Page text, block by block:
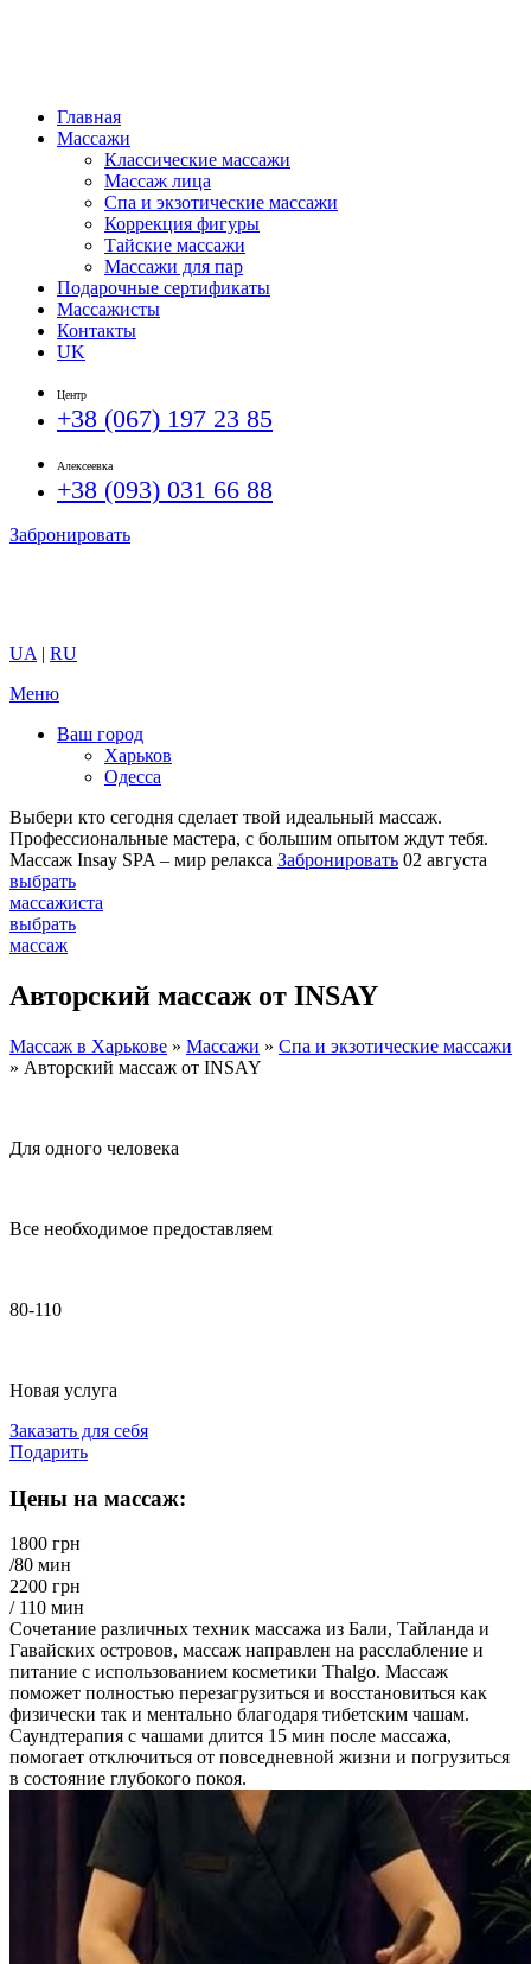
Главная
Массажи
Классические массажи
Массаж лица
Спа и экзотические массажи
Коррекция фигуры
Тайские массажи
Массажи для пар
Подарочные сертификаты
Массажисты
Контакты
UK
Центр
+38 (067) 197 23 85
Алексеевка
+38 (093) 031 66 88
Забронировать
UA | RU
Меню
Ваш город
Харьков
Одесса
Выбери кто сегодня сделает твой идеальный массаж.
Профессиональные мастера, с большим опытом ждут тебя.
Массаж Insay SPA – мир релакса Забронировать 02 августа
выбрать
массажиста
выбрать
массаж
Авторский массаж от INSAY
Массаж в Харькове » Массажи » Спа и экзотические массажи
» Авторский массаж от INSAY
Для одного человека
Все необходимое предоставляем
80-110
Новая услуга
Заказать для себя
Подарить
Цены на массаж:
1800 грн
/80 мин
2200 грн
/ 110 мин
Сочетание различных техник массажа из Бали, Тайланда и
Гавайских островов, массаж направлен на расслабление и
питание с использованием косметики Thalgo. Массаж
поможет полностью перезагрузиться и восстановиться как
физически так и ментально благодаря тибетским чашам.
Саундтерапия с чашами длится 15 мин после массажа,
помогает отключиться от повседневной жизни и погрузиться
в состояние глубокого покоя.